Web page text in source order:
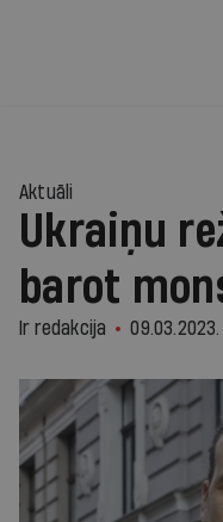
Aktuāli
Ukraiņu
barot
Ir redakcija 09.03.2023.